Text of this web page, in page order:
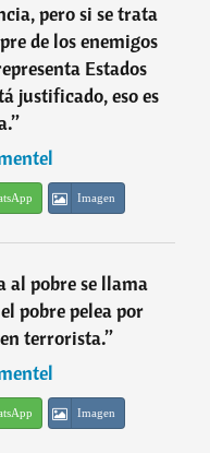
pero si se trata
de los enemigos
Estados
justificado, eso es
”
Imagen
al pobre se llama
pobre pelea por
terrorista.”
Imagen